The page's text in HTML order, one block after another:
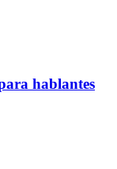
hablantes